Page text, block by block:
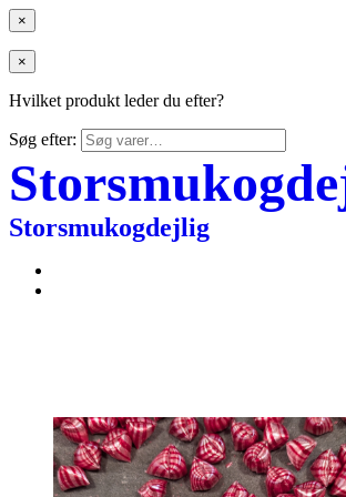
×
×
Hvilket produkt leder du efter?
Søg efter:
Storsmukogdejlig